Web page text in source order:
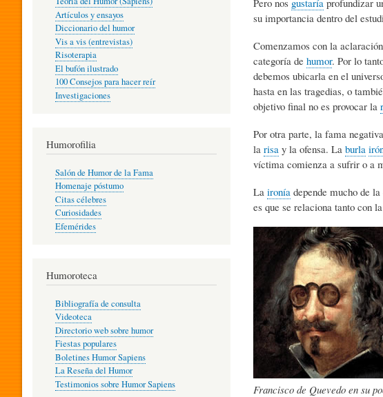
O
R
(
S
A
P
I
E
N
su importancia dentro del
Comenzamos con la
categoría de humor. Por lo
debemos ubicarla en el
hasta en las tragedias, o
objetivo final no es provocar la
Por otra parte, la fama
la risa y la ofensa. La burla
víctima comienza a sufrir o a
La ironía depende mucho de
es que se relaciona tanto con
Francisco de Quevedo en su
Artículos y ensayos
Diccionario del humor
Vis a vis (entrevistas)
Risoterapia
El bufón ilustrado
100 Consejos para hacer reír
Investigaciones
Humorofilia
Salón de Humor de la Fama
Homenaje póstumo
Citas célebres
Curiosidades
Efemérides
Humoroteca
Bibliografía de consulta
Videoteca
Directorio web sobre humor
Fiestas populares
Boletines Humor Sapiens
La Reseña del Humor
Testimonios sobre Humor Sapiens